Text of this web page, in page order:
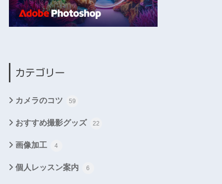
カテゴリー
カメラのコツ 59
おすすめ撮影グッズ 22
画像加工 4
個人レッスン案内 6